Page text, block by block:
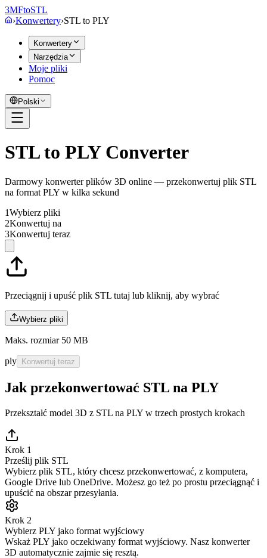
3MFtoSTL
›Konwertery›STL to PLY
Konwertery
Narzędzia
Moje pliki
Pomoc
Polski
STL to PLY Converter
Darmowy konwerter plików 3D online — przekonwertuj plik STL
na format PLY w kilka sekund
1Wybierz pliki
2Konwertuj na
3Konwertuj teraz
Przeciągnij i upuść plik STL tutaj lub kliknij, aby wybrać
Wybierz pliki
Maks. rozmiar 50 MB
ply Konwertuj teraz
Jak przekonwertować STL na PLY
Przekształć model 3D z STL na PLY w trzech prostych krokach
Krok 1
Prześlij plik STL
Wybierz plik STL, który chcesz przekonwertować, z komputera,
Google Drive lub OneDrive. Możesz go też po prostu przeciągnąć i
upuścić na obszar przesyłania.
Krok 2
Wybierz PLY jako format wyjściowy
Wskaż PLY jako oczekiwany format wyjściowy. Nasz konwerter
3D automatycznie zajmie się resztą.